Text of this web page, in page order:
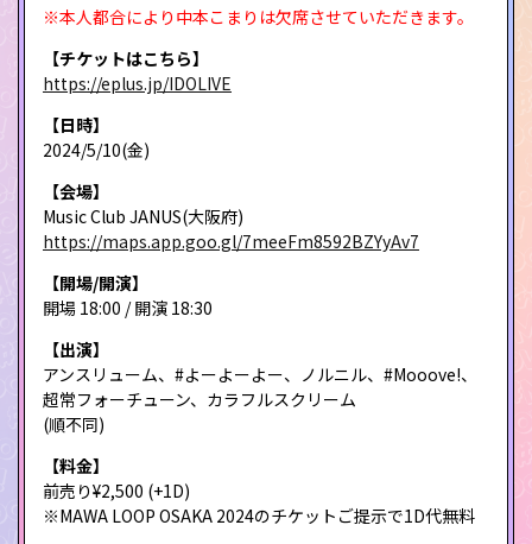
※本人都合により中本こまりは欠席させていただきます。
【チケットはこちら】
https://eplus.jp/IDOLIVE
【日時】
2024/5/10(金)
【会場】
Music Club JANUS(大阪府)
https://maps.app.goo.gl/7meeFm8592BZYyAv7
【開場/開演】
開場 18:00 / 開演 18:30
【出演】
アンスリューム、#よーよーよー、ノルニル、#Mooove!、
超常フォーチューン、カラフルスクリーム
(順不同)
【料金】
前売り¥2,500 (+1D)
※MAWA LOOP OSAKA 2024のチケットご提示で1D代無料